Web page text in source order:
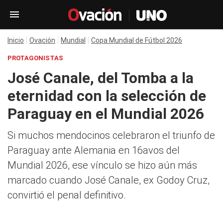
Inicio Ovación Mundial Copa Mundial de Fútbol 2026
PROTAGONISTAS
José Canale, del Tomba a la
eternidad con la selección de
Paraguay en el Mundial 2026
Si muchos mendocinos celebraron el triunfo de
Paraguay ante Alemania en 16avos del
Mundial 2026, ese vínculo se hizo aún más
marcado cuando José Canale, ex Godoy Cruz,
convirtió el penal definitivo.